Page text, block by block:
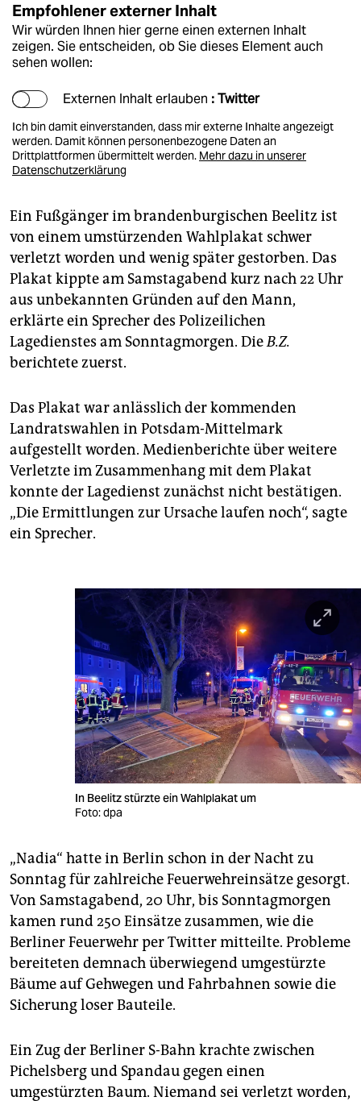
Empfohlener externer Inhalt
Wir würden Ihnen hier gerne einen externen Inhalt
zeigen. Sie entscheiden, ob Sie dieses Element auch
sehen wollen:
Externen Inhalt erlauben : Twitter
Ich bin damit einverstanden, dass mir externe Inhalte angezeigt
werden. Damit können personenbezogene Daten an
Drittplattformen übermittelt werden. Mehr dazu in unserer
Datenschutzerklärung
Ein Fußgänger im brandenburgischen Beelitz ist
von einem umstürzenden Wahlplakat schwer
verletzt worden und wenig später gestorben. Das
Plakat kippte am Samstagabend kurz nach 22 Uhr
aus unbekannten Gründen auf den Mann,
erklärte ein Sprecher des Polizeilichen
Lagedienstes am Sonntagmorgen. DieB.Z.
berichtete zuerst.
Das Plakat war anlässlich der kommenden
Landratswahlen in Potsdam-Mittelmark
aufgestellt worden. Medienberichte über weitere
Verletzte im Zusammenhang mit dem Plakat
konnte der Lagedienst zunächst nicht bestätigen.
„Die Ermittlungen zur Ursache laufen noch“, sagte
ein Sprecher.
In Beelitz stürzte ein Wahlplakat um
Foto: dpa
„Nadia“ hatte in Berlin schon in der Nacht zu
Sonntag für zahlreiche Feuerwehreinsätze gesorgt.
Von Samstagabend, 20 Uhr, bis Sonntagmorgen
kamen rund 250 Einsätze zusammen, wie die
Berliner Feuerwehr per Twitter mitteilte. Probleme
bereiteten demnach überwiegend umgestürzte
Bäume auf Gehwegen und Fahrbahnen sowie die
Sicherung loser Bauteile.
Ein Zug der Berliner S-Bahn krachte zwischen
Pichelsberg und Spandau gegen einen
umgestürzten Baum. Niemand sei verletzt worden,